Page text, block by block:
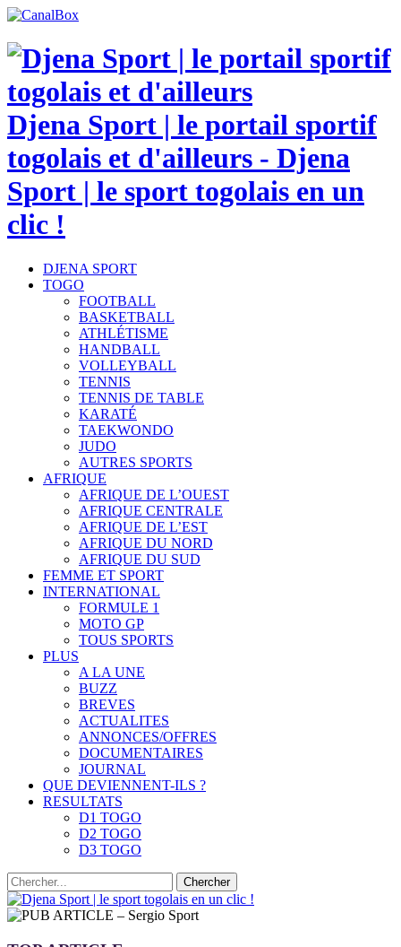
Djena Sport | le portail sportif
togolais et d'ailleurs - Djena
Sport | le sport togolais en un
clic !
DJENA SPORT
TOGO
FOOTBALL
BASKETBALL
ATHLÉTISME
HANDBALL
VOLLEYBALL
TENNIS
TENNIS DE TABLE
KARATÉ
TAEKWONDO
JUDO
AUTRES SPORTS
AFRIQUE
AFRIQUE DE L’OUEST
AFRIQUE CENTRALE
AFRIQUE DE L’EST
AFRIQUE DU NORD
AFRIQUE DU SUD
FEMME ET SPORT
INTERNATIONAL
FORMULE 1
MOTO GP
TOUS SPORTS
PLUS
A LA UNE
BUZZ
BREVES
ACTUALITES
ANNONCES/OFFRES
DOCUMENTAIRES
JOURNAL
QUE DEVIENNENT-ILS ?
RESULTATS
D1 TOGO
D2 TOGO
D3 TOGO